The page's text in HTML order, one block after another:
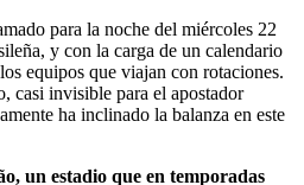
para la noche del miércoles 22
y con la carga de un calendario
equipos que viajan con rotaciones.
casi invisible para el apostador
ha inclinado la balanza en este
un estadio que en temporadas